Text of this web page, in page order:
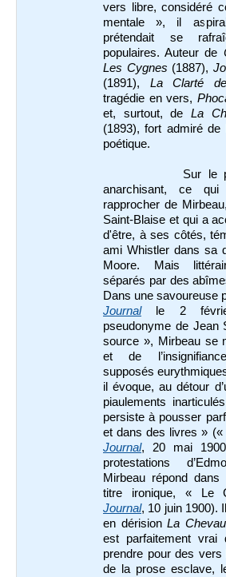
vers libre, considéré
mentale », il
prétendait se
populaires. Auteur de
Les Cygnes (1887),
(1891), La Clarté
tragédie en vers,
et, surtout, de La
(1893), fort admiré de
poétique.
Sur le
anarchisant, ce
rapprocher de
Saint-Blaise et qui a
d'être, à ses côtés,
ami Whistler dans sa
Moore. Mais
séparés par des
Dans une savoureuse
Journalle 2
pseudonyme de Jean
source », Mirbeau se
et de
supposés
il évoque, au détour
piaulements
persiste à pousser
et dans des livres » («
Journal, 20 mai
protestations
Mirbeau répond
titre ironique, « Le
Journal, 10 juin 1900).
en dérisionLa
est parfaitement
prendre pour des
de la prose esclave,